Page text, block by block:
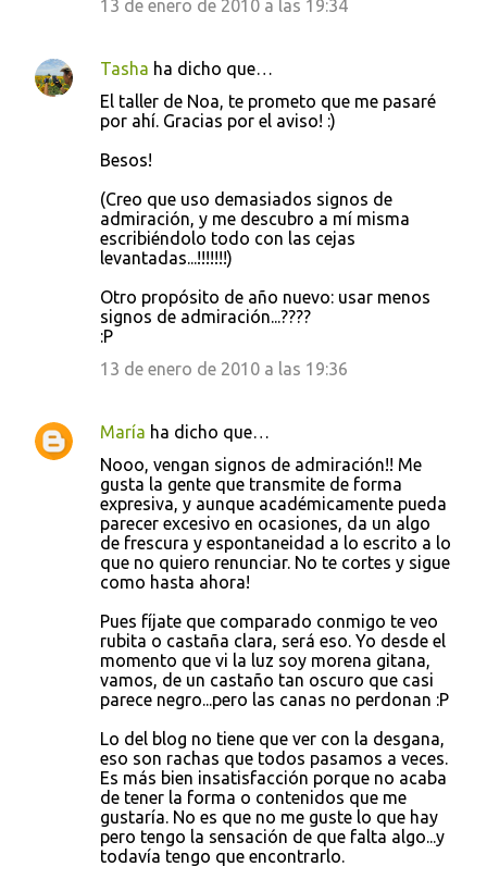
13 de enero de 2010 a las 19:34
Tasha ha dicho que…
El taller de Noa, te prometo que me pasaré
por ahí. Gracias por el aviso! :)
Besos!
(Creo que uso demasiados signos de
admiración, y me descubro a mí misma
escribiéndolo todo con las cejas
levantadas...!!!!!!!)
Otro propósito de año nuevo: usar menos
signos de admiración...????
:P
13 de enero de 2010 a las 19:36
María ha dicho que…
Nooo, vengan signos de admiración!! Me
gusta la gente que transmite de forma
expresiva, y aunque académicamente pueda
parecer excesivo en ocasiones, da un algo
de frescura y espontaneidad a lo escrito a lo
que no quiero renunciar. No te cortes y sigue
como hasta ahora!
Pues fíjate que comparado conmigo te veo
rubita o castaña clara, será eso. Yo desde el
momento que vi la luz soy morena gitana,
vamos, de un castaño tan oscuro que casi
parece negro...pero las canas no perdonan :P
Lo del blog no tiene que ver con la desgana,
eso son rachas que todos pasamos a veces.
Es más bien insatisfacción porque no acaba
de tener la forma o contenidos que me
gustaría. No es que no me guste lo que hay
pero tengo la sensación de que falta algo...y
todavía tengo que encontrarlo.